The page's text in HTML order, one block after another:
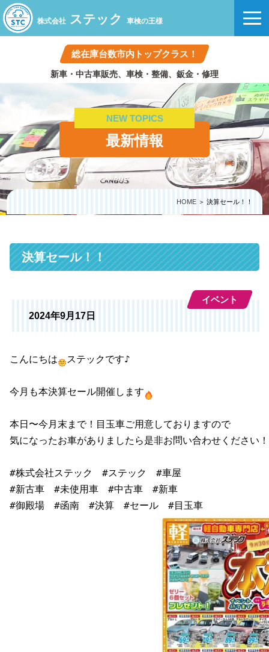
総在庫台数市内トップクラス！
新車・中古車販売、車検・整備、鈑金・修理
株式会社 ステック 車検の王様
NEW TOPICS
最新情報
HOME＞ 決算セール！！
決算セール！！
2024年9月17日
イベント
こんにちは ステックです♪
今月も本決算セール開催します
本日〜今月末まで！目玉車ご用意しておりますので
気になったお車がありましたら是非お問い合わせください！
#株式会社ステック　#ステック　#車屋
#新古車　#未使用車　#中古車　#新車
#御殿場　#函南　#決算　#セール　#目玉車